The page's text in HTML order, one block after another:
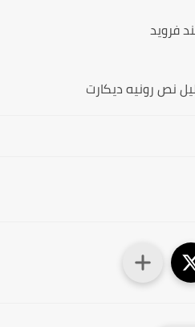
نص رونيه ديكارت